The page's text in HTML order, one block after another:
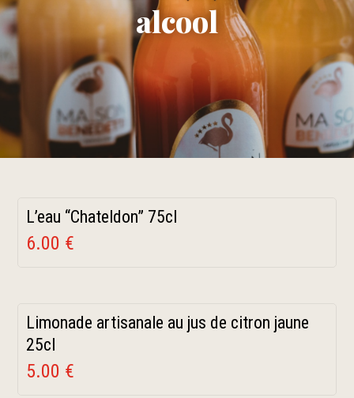
alcool
L’eau “Chateldon” 75cl
6.00 €
Limonade artisanale au jus de citron jaune
25cl
5.00 €